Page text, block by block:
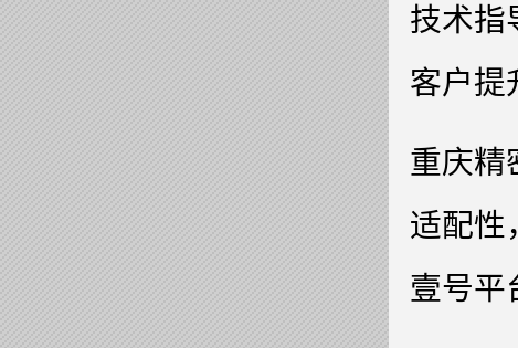
技术指
客户提
重庆
适配性
壹号平